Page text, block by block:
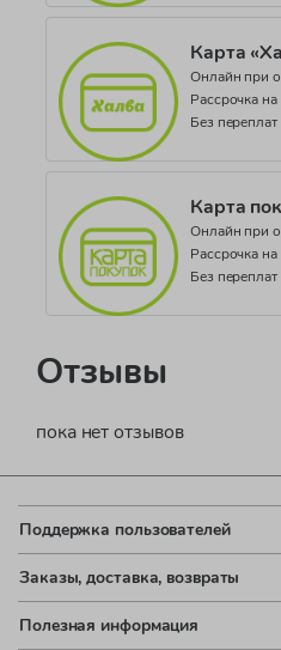
Карта
Онлайн при
Рассрочка
Без переплат
Карта
Онлайн при
Рассрочка
Без переплат
Отзывы
пока нет отзывов
Поддержка пользователей
Заказы, доставка, возвраты
Полезная информация